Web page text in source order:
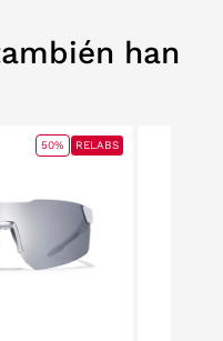
han
50% RELABS